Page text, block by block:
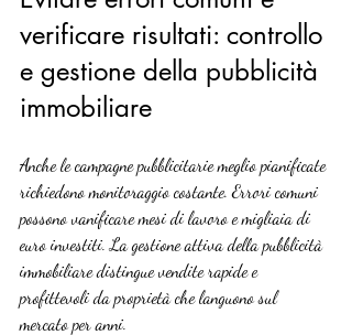
verificare risultati: controllo
e gestione della pubblicità
immobiliare
Anche le campagne pubblicitarie meglio pianificate
richiedono monitoraggio costante. Errori comuni
possono vanificare mesi di lavoro e migliaia di
euro investiti. La gestione attiva della pubblicità
immobiliare distingue vendite rapide e
profittevoli da proprietà che languono sul
mercato per anni.